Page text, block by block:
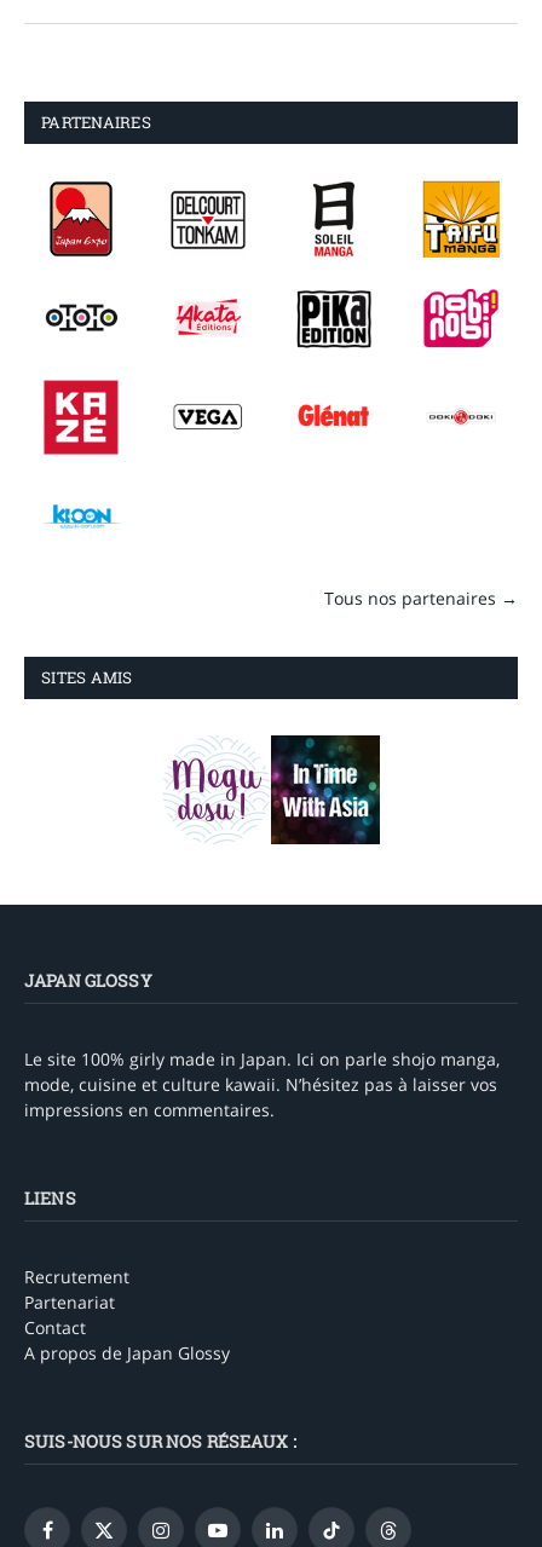
PARTENAIRES
Tous nos partenaires →
SITES AMIS
JAPAN GLOSSY
Le site 100% girly made in Japan. Ici on parle shojo manga,
mode, cuisine et culture kawaii. N’hésitez pas à laisser vos
impressions en commentaires.
LIENS
Recrutement
Partenariat
Contact
A propos de Japan Glossy
SUIS-NOUS SUR NOS RÉSEAUX :
Facebook
X InstagramYouTubeLinkedInTikTok Threads